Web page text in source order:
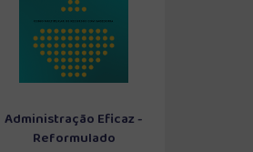
Administração Eficaz -
Reformulado